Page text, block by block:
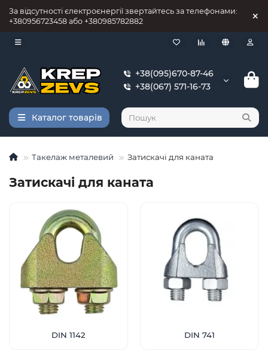
За відсутності єлектроєнергії звертайтесь за телефонами:
+380956723458 або +380985782882
+38(095)670-87-46
+38(067) 571-16-73
Каталог товарів
Такелаж металевий Затискачі для каната
Затискачі для каната
DIN 1142 DIN 741